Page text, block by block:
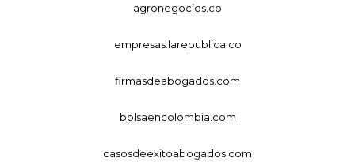
agronegocios.co
empresas.larepublica.co
firmasdeabogados.com
bolsaencolombia.com
casosdeexitoabogados.com